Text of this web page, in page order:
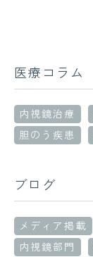
医療コラム
内視鏡治療
胆のう疾患
ブログ
メディア掲載
内視鏡部門